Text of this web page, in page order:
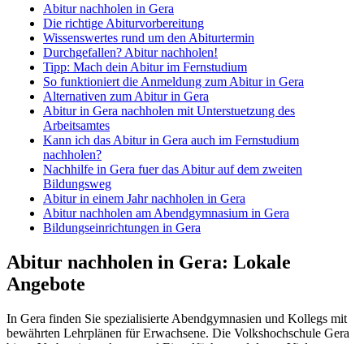
Abitur nachholen in Gera
Die richtige Abiturvorbereitung
Wissenswertes rund um den Abiturtermin
Durchgefallen? Abitur nachholen!
Tipp: Mach dein Abitur im Fernstudium
So funktioniert die Anmeldung zum Abitur in Gera
Alternativen zum Abitur in Gera
Abitur in Gera nachholen mit Unterstuetzung des
Arbeitsamtes
Kann ich das Abitur in Gera auch im Fernstudium
nachholen?
Nachhilfe in Gera fuer das Abitur auf dem zweiten
Bildungsweg
Abitur in einem Jahr nachholen in Gera
Abitur nachholen am Abendgymnasium in Gera
Bildungseinrichtungen in Gera
Abitur nachholen in Gera: Lokale
Angebote
In Gera finden Sie spezialisierte Abendgymnasien und Kollegs mit
bewährten Lehrplänen für Erwachsene. Die Volkshochschule Gera